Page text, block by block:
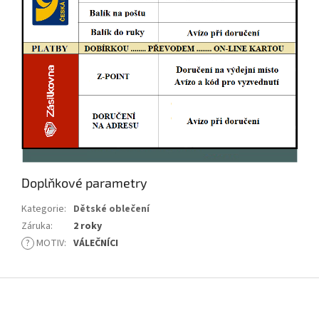
Doplňkové parametry
Kategorie: Dětské oblečení
Záruka:
2 roky
? MOTIV: VÁLEČNÍCI